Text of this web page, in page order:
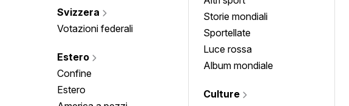
Svizzera
Votazioni federali
Estero
Confine
Estero
Storie mondiali
Sportellate
Luce rossa
Album mondiale
Culture